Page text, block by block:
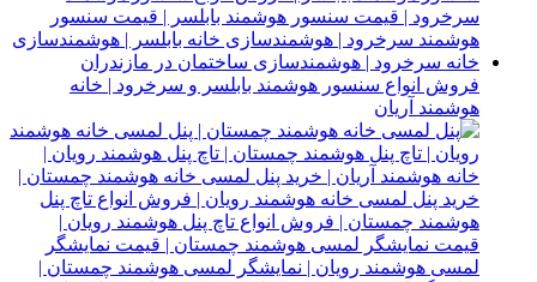
فروش انواع سنسور هوشمند بابلسر و سرخرود | خانه
هوشمند آریان